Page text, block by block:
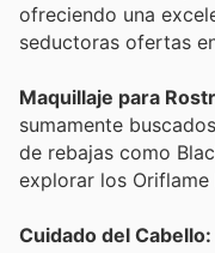
ofreciendo una
seductoras ofertas
Maquillaje para
sumamente
de rebajas como
explorar los Oriflame
Cuidado del Cabello: